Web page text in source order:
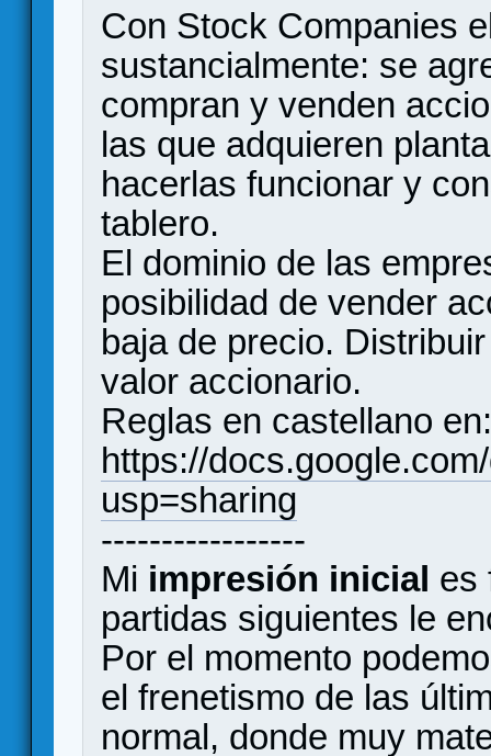
Con Stock Companies
sustancialmente: se
compran y venden
las que adquieren
hacerlas funcionar y
tablero.
El dominio de las
posibilidad de vender
baja de precio.
valor accionario.
Reglas en castellano en:
https://
usp=sharing
-----------------
Mi impresión inicial es
partidas siguientes le
Por el momento
el frenetismo de las
normal, donde muy